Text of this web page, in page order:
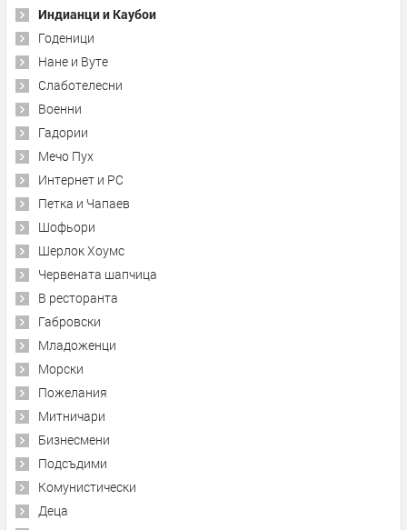
Индианци и Каубои
Годеници
Нане и Вуте
Слаботелесни
Военни
Гадории
Мечо Пух
Интернет и PC
Петка и Чапаев
Шофьори
Шерлок Хоумс
Червената шапчица
В ресторанта
Габровски
Младоженци
Морски
Пожелания
Митничари
Бизнесмени
Подсъдими
Комунистически
Деца